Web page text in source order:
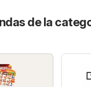
de la